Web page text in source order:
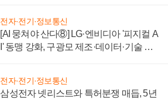
전자·전기·정보통신
[AI 뭉쳐야 산다⑧] LG·엔비디아 '피지컬 A
I' 동맹 강화, 구광모 제조·데이터·기술 결
전자·전기·정보통신
삼성전자 넷리스트와 특허분쟁 매듭, 5년